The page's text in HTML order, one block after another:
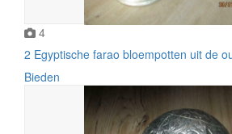
4
2 Egyptische farao bloempotten uit de
Bieden